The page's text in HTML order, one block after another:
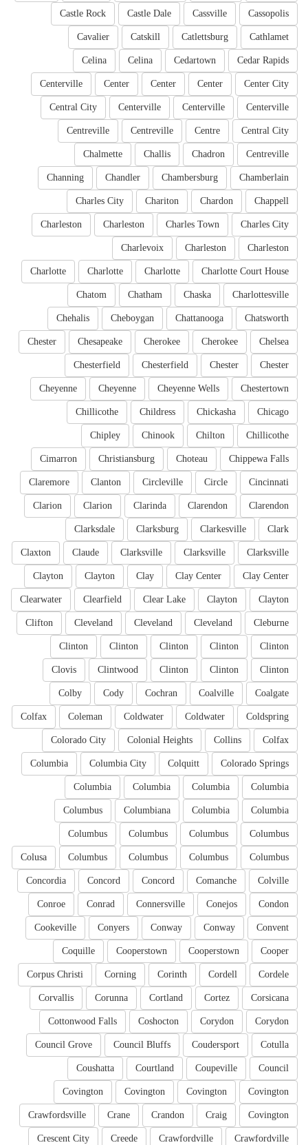
Cassopolis
Cassville
Castle Dale
Castle Rock
Cathlamet
Catlettsburg
Catskill
Cavalier
Cedar Rapids
Cedartown
Celina
Celina
Center City
Center
Center
Center
Centerville
Centerville
Centerville
Centerville
Central City
Central City
Centre
Centreville
Centreville
Centreville
Chadron
Challis
Chalmette
Chamberlain
Chambersburg
Chandler
Channing
Chappell
Chardon
Chariton
Charles City
Charles City
Charles Town
Charleston
Charleston
Charleston
Charleston
Charlevoix
Charlotte Court House
Charlotte
Charlotte
Charlotte
Charlottesville
Chaska
Chatham
Chatom
Chatsworth
Chattanooga
Cheboygan
Chehalis
Chelsea
Cherokee
Cherokee
Chesapeake
Chester
Chester
Chester
Chesterfield
Chesterfield
Chestertown
Cheyenne Wells
Cheyenne
Cheyenne
Chicago
Chickasha
Childress
Chillicothe
Chillicothe
Chilton
Chinook
Chipley
Chippewa Falls
Choteau
Christiansburg
Cimarron
Cincinnati
Circle
Circleville
Clanton
Claremore
Clarendon
Clarendon
Clarinda
Clarion
Clarion
Clark
Clarkesville
Clarksburg
Clarksdale
Clarksville
Clarksville
Clarksville
Claude
Claxton
Clay Center
Clay Center
Clay
Clayton
Clayton
Clayton
Clayton
Clear Lake
Clearfield
Clearwater
Cleburne
Cleveland
Cleveland
Cleveland
Clifton
Clinton
Clinton
Clinton
Clinton
Clinton
Clinton
Clinton
Clinton
Clintwood
Clovis
Coalgate
Coalville
Cochran
Cody
Colby
Coldspring
Coldwater
Coldwater
Coleman
Colfax
Colfax
Collins
Colonial Heights
Colorado City
Colorado Springs
Colquitt
Columbia City
Columbia
Columbia
Columbia
Columbia
Columbia
Columbia
Columbia
Columbiana
Columbus
Columbus
Columbus
Columbus
Columbus
Columbus
Columbus
Columbus
Columbus
Colusa
Colville
Comanche
Concord
Concord
Concordia
Condon
Conejos
Connersville
Conrad
Conroe
Convent
Conway
Conway
Conyers
Cookeville
Cooper
Cooperstown
Cooperstown
Coquille
Cordele
Cordell
Corinth
Corning
Corpus Christi
Corsicana
Cortez
Cortland
Corunna
Corvallis
Corydon
Corydon
Coshocton
Cottonwood Falls
Cotulla
Coudersport
Council Bluffs
Council Grove
Council
Coupeville
Courtland
Coushatta
Covington
Covington
Covington
Covington
Covington
Craig
Crandon
Crane
Crawfordsville
Crawfordville
Crawfordville
Creede
Crescent City